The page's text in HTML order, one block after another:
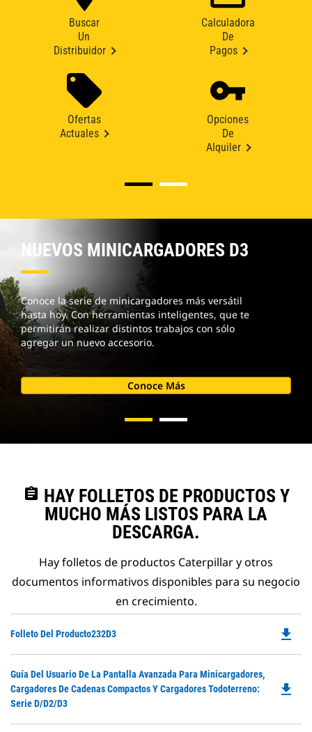
Buscar
Un
Distribuidor
Calculadora
De
Pagos
Ofertas
Actuales
Opciones
De
Alquiler
NUEVOS MINICARGADORES D3
Conoce la serie de minicargadores más versátil
hasta hoy. Con herramientas inteligentes, que te
permitirán realizar distintos trabajos con sólo
agregar un nuevo accesorio.
Conoce Más
assignment HAY FOLLETOS DE PRODUCTOS Y
MUCHO MÁS LISTOS PARA LA
DESCARGA.
Hay folletos de productos Caterpillar y otros
documentos informativos disponibles para su negocio
en crecimiento.
Folleto Del Producto232D3 file_download
Guía Del Usuario De La Pantalla Avanzada Para Minicargadores,
Cargadores De Cadenas Compactos Y Cargadores Todoterreno:
Serie D/D2/D3
file_download